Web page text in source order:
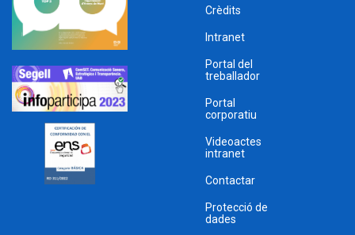
Crèdits
Intranet
Portal del
treballador
Portal
corporatiu
Videoactes
intranet
Contactar
Protecció de
dades